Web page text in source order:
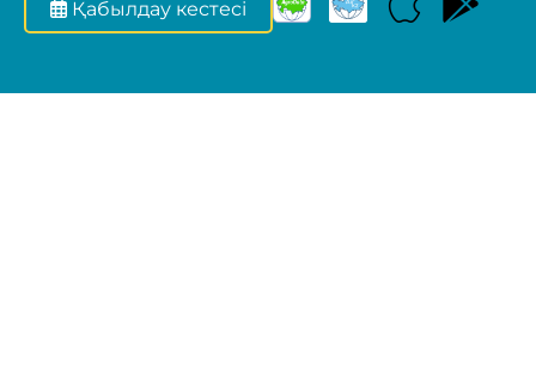
Қабылдау кестесі